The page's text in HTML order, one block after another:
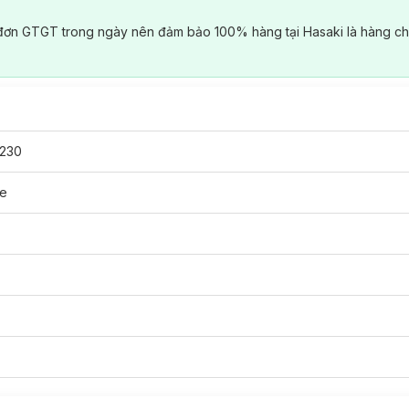
GTGT trong ngày nên đảm bảo 100% hàng tại Hasaki là hàng